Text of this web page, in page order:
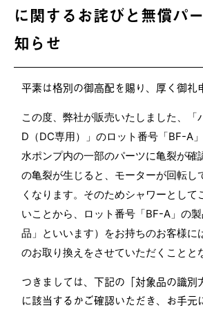
に関するお詫びと無償パ
知らせ
平素は格別の御高配を賜り、厚く御礼
この度、弊社が販売いたしました、「
D（DC専用）」のロット番号「BF-A
水ポンプ内の一部のパーツに亀裂が確
の亀裂が生じると、モーターが回転し
くなります。そのためシャワーとして
いことから、ロット番号「BF-A」の
品」といいます）をお持ちのお客様に
のお取り換えをさせていただくことと
つきましては、下記の「対象品の識別
に該当するかご確認いただき、お手元